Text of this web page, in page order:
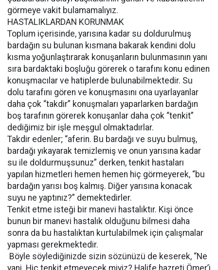
görmeye vakit bulamamalıyız.
HASTALIKLARDAN KORUNMAK
Toplum içerisinde, yarısına kadar su doldurulmuş
bardağın su bulunan kısmana bakarak kendini dolu
kısma yoğunlaştırarak konuşanların bulunmasının yanı
sıra bardaktaki boşluğu görerek o tarafını konu edinen
konuşmacılar ve hatiplerde bulunabilmektedir. Su
dolu tarafını gören ve konuşmasını ona uyarlayanlar
daha çok “takdir” konuşmaları yaparlarken bardağın
boş tarafının görerek konuşanlar daha çok “tenkit”
dediğimiz bir işle meşgul olmaktadırlar.
Takdir edenler; “aferin. Bu bardağı ve suyu bulmuş,
bardağı yıkayarak temizlemiş ve onun yarısına kadar
su ile doldurmuşsunuz” derken, tenkit hastaları
yapılan hizmetleri hemen hemen hiç görmeyerek, “bu
bardağın yarısı boş kalmış. Diğer yarısına konacak
suyu ne yaptınız?” demektedirler.
Tenkit etme isteği bir manevi hastalıktır. Kişi önce
bunun bir manevi hastalık olduğunu bilmesi daha
sonra da bu hastalıktan kurtulabilmek için çalışmalar
yapması gerekmektedir.
Böyle söylediğinizde sizin sözünüzü de keserek, “Ne
yani. Hiç tenkit etmeyecek miyiz? Halife hazreti Ömer’i